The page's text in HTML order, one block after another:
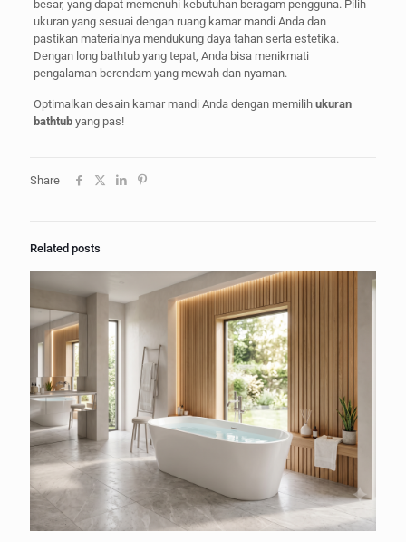
besar, yang dapat memenuhi kebutuhan beragam pengguna. Pilih
ukuran yang sesuai dengan ruang kamar mandi Anda dan
pastikan materialnya mendukung daya tahan serta estetika.
Dengan long bathtub yang tepat, Anda bisa menikmati
pengalaman berendam yang mewah dan nyaman.
Optimalkan desain kamar mandi Anda dengan memilih ukuran
bathtubyang pas!
Share
Related posts